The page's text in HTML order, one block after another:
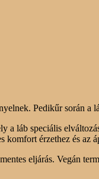
Pedikűr során
a láb speciális
komfort érzethez és az
eljárás. Vegán